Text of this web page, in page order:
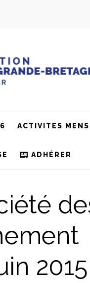
ACTIVITES
ADHÉRER
2015